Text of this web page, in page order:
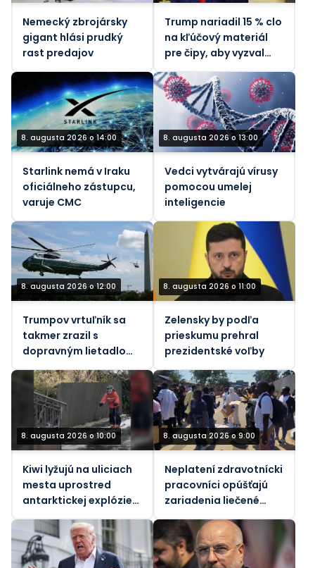
Nemecký zbrojársky
gigant hlási prudký
rast predajov
Trump nariadil 15 % clo
na kľúčový materiál
pre čipy, aby vyzval
Čínu
8. augusta 2026 o 14:00
Starlink nemá v Iraku
oficiálneho zástupcu,
varuje CMC
8. augusta 2026 o 13:00
Vedci vytvárajú vírusy
pomocou umelej
inteligencie
8. augusta 2026 o 12:00
Trumpov vrtuľník sa
takmer zrazil s
dopravným lietadlom,
informuje FAA.
8. augusta 2026 o 11:00
Zelensky by podľa
prieskumu prehral
prezidentské voľby
8. augusta 2026 o 10:00
Kiwi lyžujú na uliciach
mesta uprostred
antarktickej explózie
(VIDEO)
8. augusta 2026 o 9:00
Neplatení zdravotnícki
pracovníci opúšťajú
zariadenia liečené
ebolou v Konžskej
demokratickej
republike